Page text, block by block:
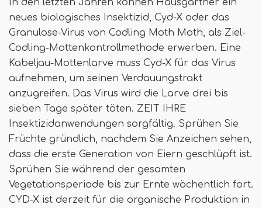
In den letzten Jahren können Hausgärtner ein
neues biologisches Insektizid, Cyd-X oder das
Granulose-Virus von Codling Moth Moth, als Ziel-
Codling-Mottenkontrollmethode erwerben. Eine
Kabeljau-Mottenlarve muss Cyd-X für das Virus
aufnehmen, um seinen Verdauungstrakt
anzugreifen. Das Virus wird die Larve drei bis
sieben Tage später töten. ZEIT IHRE
Insektizidanwendungen sorgfältig. Sprühen Sie
Früchte gründlich, nachdem Sie Anzeichen sehen,
dass die erste Generation von Eiern geschlüpft ist.
Sprühen Sie während der gesamten
Vegetationsperiode bis zur Ernte wöchentlich fort.
CYD-X ist derzeit für die organische Produktion in